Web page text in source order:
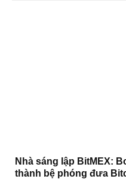
Nhà sáng lập BitMEX:
thành bệ phóng đưa